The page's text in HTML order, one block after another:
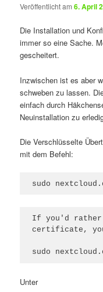
Veröffentlicht am6. April
Die Installation und
immer so eine Sache.
gescheitert.
Inzwischen ist es aber
schweben zu lassen.
einfach durch
Neuinstallation zu
Die Verschlüsselte
mit dem Befehl:
sudo
If you'd rather
certificate,
sudo
Unter